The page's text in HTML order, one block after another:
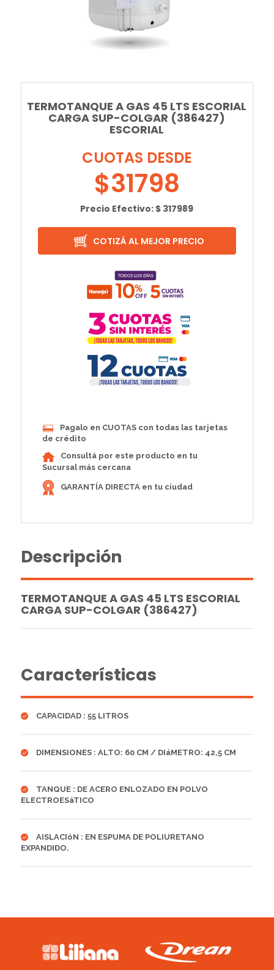
TERMOTANQUE A GAS 45 LTS ESCORIAL
CARGA SUP-COLGAR (386427)
ESCORIAL
CUOTAS DESDE
$31798
Precio Efectivo: $ 317989
COTIZÁ AL MEJOR PRECIO
Pagalo en CUOTAS con todas las tarjetas
de crédito
Consultá por este producto en tu
Sucursal más cercana
GARANTÍA DIRECTA en tu ciudad
Descripción
TERMOTANQUE A GAS 45 LTS ESCORIAL
CARGA SUP-COLGAR (386427)
Características
CAPACIDAD : 55 LITROS
DIMENSIONES : ALTO: 60 CM / DIáMETRO: 42,5 CM
TANQUE : DE ACERO ENLOZADO EN POLVO
ELECTROESáTICO
AISLACIóN : EN ESPUMA DE POLIURETANO
EXPANDIDO.